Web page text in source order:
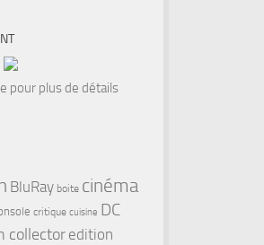
pour plus de détails
BluRay boite cinéma
critique cuisine DC
collector edition